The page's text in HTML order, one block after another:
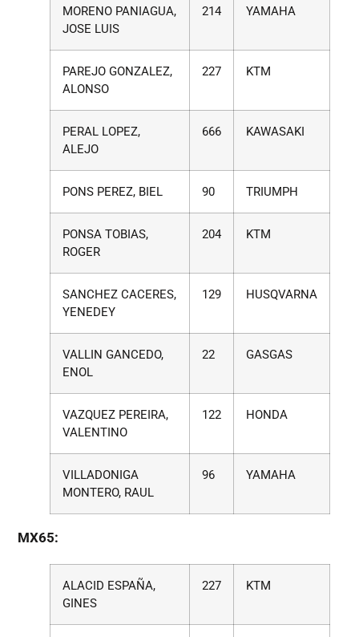
MORENO PANIAGUA,
JOSE LUIS
214 YAMAHA
PAREJO GONZALEZ,
ALONSO
227 KTM
PERAL LOPEZ,
ALEJO
666 KAWASAKI
PONS PEREZ, BIEL 90 TRIUMPH
PONSA TOBIAS,
ROGER
204 KTM
SANCHEZ CACERES,
YENEDEY
129 HUSQVARNA
VALLIN GANCEDO,
ENOL
22 GASGAS
VAZQUEZ PEREIRA,
VALENTINO
122 HONDA
VILLADONIGA
MONTERO, RAUL
96 YAMAHA
MX65:
ALACID ESPAÑA,
GINES
227 KTM